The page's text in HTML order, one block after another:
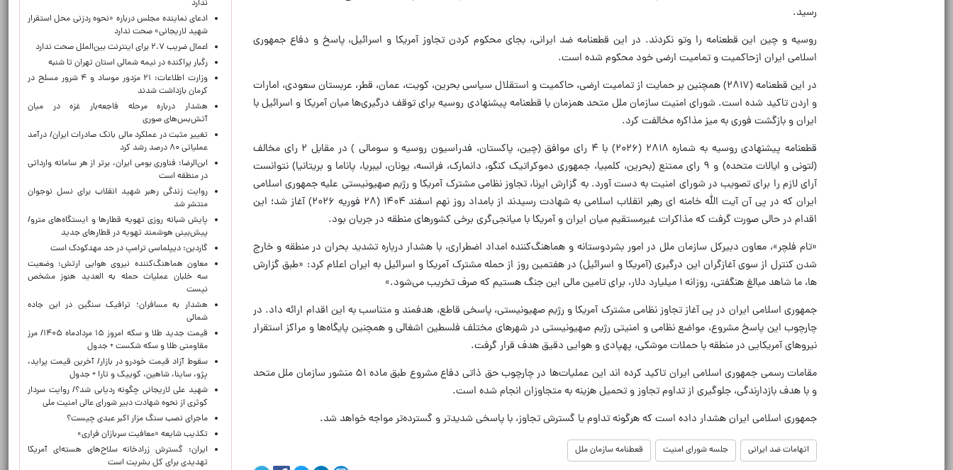
رسید.
روسیه و چین این قطعنامه را وتو نکردند. در این قطعنامه ضد ایرانی، بجای محکوم کردن تجاوز آمریکا و اسرائیل، پاسخ و دفاع جمهوری
اسلامی ایران ازحاکمیت و تمامیت ارضی خود محکوم شده است.
در این قطعنامه (۲۸۱۷) همچنین بر حمایت از تمامیت ارضی، حاکمیت و استقلال سیاسی بحرین، کویت، عمان، قطر، عربستان سعودی، امارات
و اردن تاکید شده است. شورای امنیت سازمان ملل متحد همزمان با قطعنامه پیشنهادی روسیه برای توقف درگیری‌ها میان آمریکا و اسرائیل با
ایران و بازگشت فوری به میز مذاکره مخالفت کرد.
قطعنامه پیشنهادی روسیه به شماره ۲۸۱۸ (۲۰۲۶) با ۴ رای موافق (چین، پاکستان، فدراسیون روسیه و سومالی ) در مقابل ۲ رای مخالف
(لتونی و ایالات متحده) و ۹ رای ممتنع (بحرین، کلمبیا، جمهوری دموکراتیک کنگو، دانمارک، فرانسه، یونان، لیبریا، پاناما و بریتانیا) نتوانست
آرای لازم را برای تصویب در شورای امنیت به دست آورد. به گزارش ایرنا، تجاوز نظامی مشترک آمریکا و رژیم صهیونیستی علیه جمهوری اسلامی
ایران که در پی آن آیت الله خامنه ای رهبر انقلاب اسلامی به شهادت رسیدند از بامداد روز نهم اسفند ۱۴۰۴ (۲۸ فوریه ۲۰۲۶) آغاز شد؛ این
اقدام در حالی صورت گرفت که مذاکرات غیرمستقیم میان ایران و آمریکا با میانجی‌گری برخی کشورهای منطقه در جریان بود.
«تام فلچر»، معاون دبیرکل سازمان ملل در امور بشردوستانه و هماهنگ‌کننده امداد اضطراری، با هشدار درباره تشدید بحران در منطقه و خارج
شدن کنترل از سوی آغازگران این درگیری (آمریکا و اسرائیل) در هفتمین روز از حمله مشترک آمریکا و اسرائیل به ایران اعلام کرد: «طبق گزارش
ها، ما شاهد مبالغ هنگفتی، روزانه ۱ میلیارد دلار، برای تامین مالی این جنگ هستیم که صرف تخریب می‌شود.»
جمهوری اسلامی ایران در پی آغاز تجاوز نظامی مشترک آمریکا و رژیم صهیونیستی، پاسخی قاطع، هدفمند و متناسب به این اقدام ارائه داد. در
چارچوب این پاسخ مشروع، مواضع نظامی و امنیتی رژیم صهیونیستی در شهرهای مختلف فلسطین اشغالی و همچنین پایگاه‌ها و مراکز استقرار
نیروهای آمریکایی در منطقه با حملات موشکی، پهپادی و هوایی دقیق هدف قرار گرفت.
مقامات رسمی جمهوری اسلامی ایران تاکید کرده اند این عملیات‌ها در چارچوب حق ذاتی دفاع مشروع طبق ماده ۵۱ منشور سازمان ملل متحد
و با هدف بازدارندگی، جلوگیری از تداوم تجاوز و تحمیل هزینه به متجاوزان انجام شده است.
جمهوری اسلامی ایران هشدار داده است که هرگونه تداوم یا گسترش تجاوز، با پاسخی شدیدتر و گسترده‌تر مواجه خواهد شد.
اتهامات ضد ایرانی جلسه شورای امنیت قعطنامه سازمان ملل
ندارد
ادعای نماینده مجلس درباره «نحوه ردزنی محل استقرار
شهید لاریجانی» صحت ندارد
اعمال ضریب ۲.۷ برای اینترنت بین‌الملل صحت ندارد
رگبار پراکنده در نیمه شمالی استان تهران تا شنبه
وزارت اطلاعات: ۲۱ مزدور موساد و ۴ شرور مسلح در
کرمان بازداشت شدند
هشدار درباره مرحله فاجعه‌بار غزه در میان
آتش‌بس‌های صوری
تغییر مثبت در عملکرد مالی بانک صادرات ایران/ درآمد
عملیاتی ۸۰ درصد رشد کرد
ابن‌الرضا: فناوری بومی ایران، برتر از هر سامانه وارداتی
در منطقه است
روایت زندگی رهبر شهید انقلاب برای نسل نوجوان
منتشر شد
پایش شبانه روزی تهویه قطارها و ایستگاه‌های مترو/
پیش‌بینی هوشمند تهویه در قطارهای جدید
گاردین: دیپلماسی ترامپ در حد مهدکودک است
معاون هماهنگ‌کننده نیروی هوایی ارتش: وضعیت
سه خلبان عملیات حمله به العدید هنوز مشخص
نیست
هشدار به مسافران؛ ترافیک سنگین در این جاده
شمالی
قیمت جدید طلا و سکه امروز ۱۵ مردادماه ۱۴۰۵/ مرز
مقاومتی طلا و سکه شکست + جدول
سقوط آزاد قیمت خودرو در بازار/ آخرین قیمت پراید،
پژو، ساینا، شاهین، کوییک و تارا + جدول
شهید علی لاریجانی چگونه ردیابی شد؟/ روایت سردار
کوثری از نحوه شهادت دبیر شورای عالی امنیت ملی
ماجرای نصب سنگ مزار اکبر عبدی چیست؟
تکذیب شایعه «معافیت سربازان فراری»
ایران: گسترش زرادخانه سلاح‌های هسته‌ای آمریکا
تهدیدی برای کل بشریت است